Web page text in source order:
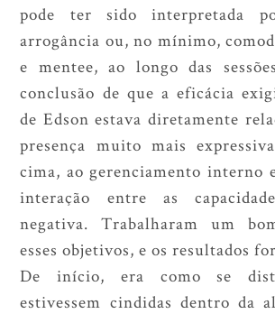
pode ter sido interpretada
arrogância ou, no mínimo,
e mentee, ao longo das
conclusão de que a eficácia
de Edson estava diretamente
presença muito mais
cima, ao gerenciamento interno
interação entre as
negativa. Trabalharam um
esses objetivos, e os resultados
De início, era como se
estivessem cindidas dentro da